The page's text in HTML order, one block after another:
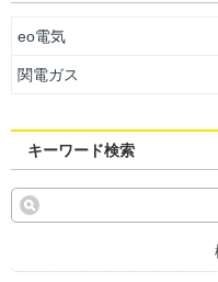
eo電気
関電ガス
キーワード検索